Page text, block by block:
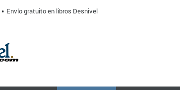
Envío gratuito en libros Desnivel